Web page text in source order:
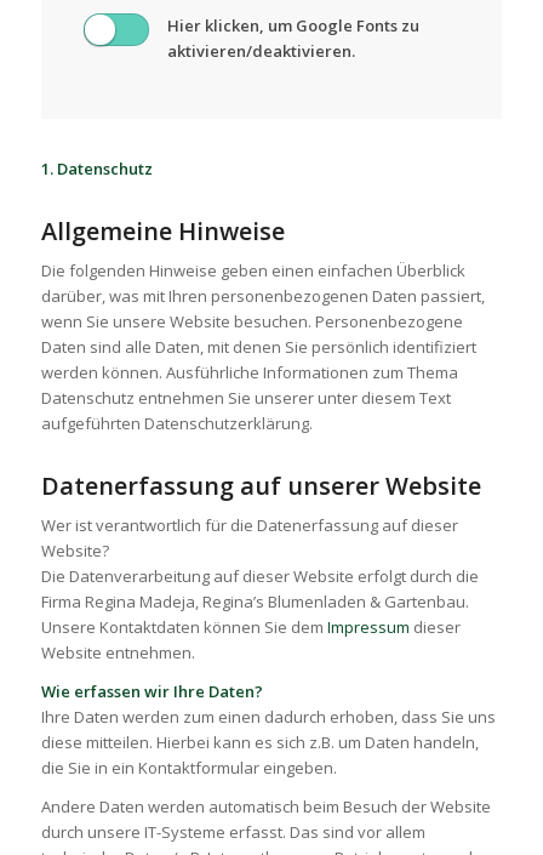
Hier klicken, um Google Fonts zu
aktivieren/deaktivieren.
1. Datenschutz
Allgemeine Hinweise
Die folgenden Hinweise geben einen einfachen Überblick
darüber, was mit Ihren personenbezogenen Daten passiert,
wenn Sie unsere Website besuchen. Personenbezogene
Daten sind alle Daten, mit denen Sie persönlich identifiziert
werden können. Ausführliche Informationen zum Thema
Datenschutz entnehmen Sie unserer unter diesem Text
aufgeführten Datenschutzerklärung.
Datenerfassung auf unserer Website
Wer ist verantwortlich für die Datenerfassung auf dieser
Website?
Die Datenverarbeitung auf dieser Website erfolgt durch die
Firma Regina Madeja, Regina’s Blumenladen & Gartenbau.
Unsere Kontaktdaten können Sie dem Impressum dieser
Website entnehmen.
Wie erfassen wir Ihre Daten?
Ihre Daten werden zum einen dadurch erhoben, dass Sie uns
diese mitteilen. Hierbei kann es sich z.B. um Daten handeln,
die Sie in ein Kontaktformular eingeben.
Andere Daten werden automatisch beim Besuch der Website
durch unsere IT-Systeme erfasst. Das sind vor allem